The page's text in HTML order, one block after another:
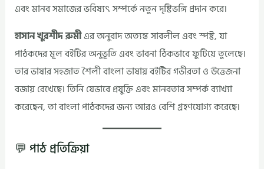
এবং মানব সমাজের ভবিষ্যৎ সম্পর্কে নতুন দৃষ্টিভঙ্গি প্রদান করে।
হাসান খুরশীদ রুমীএর অনুবাদ অত্যন্ত সাবলীল এবং স্পষ্ট, যা
পাঠকদের মূল বইটির অনুভূতি এবং ভাবনা ঠিকভাবে ফুটিয়ে তুলেছে।
তার ভাষার সহজাত শৈলী বাংলা ভাষায় বইটির গভীরতা ও উত্তেজনা
বজায় রেখেছে। তিনি যেভাবে প্রযুক্তি এবং মানবতার সম্পর্ক ব্যাখ্যা
করেছেন, তা বাংলা পাঠকদের জন্য আরও বেশি গ্রহণযোগ্য করেছে।
💬 পাঠ প্রতিক্রিয়া